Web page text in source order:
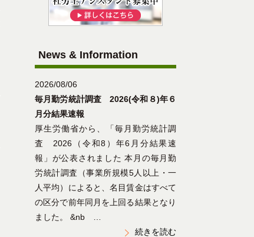
News & Information
2026/08/06
毎月勤労統計調査 2026(令和８)年６
月分結果速報
厚生労働省から、「毎月勤労統計調
査 2026（令和8）年6月分結果速
報」が公表されました 本月の毎月勤
労統計調査（事業所規模5人以上・一
人平均）によると、名目賃金はすべて
の区分で前年同月を上回る結果となり
ました。 &nb …
続きを読む